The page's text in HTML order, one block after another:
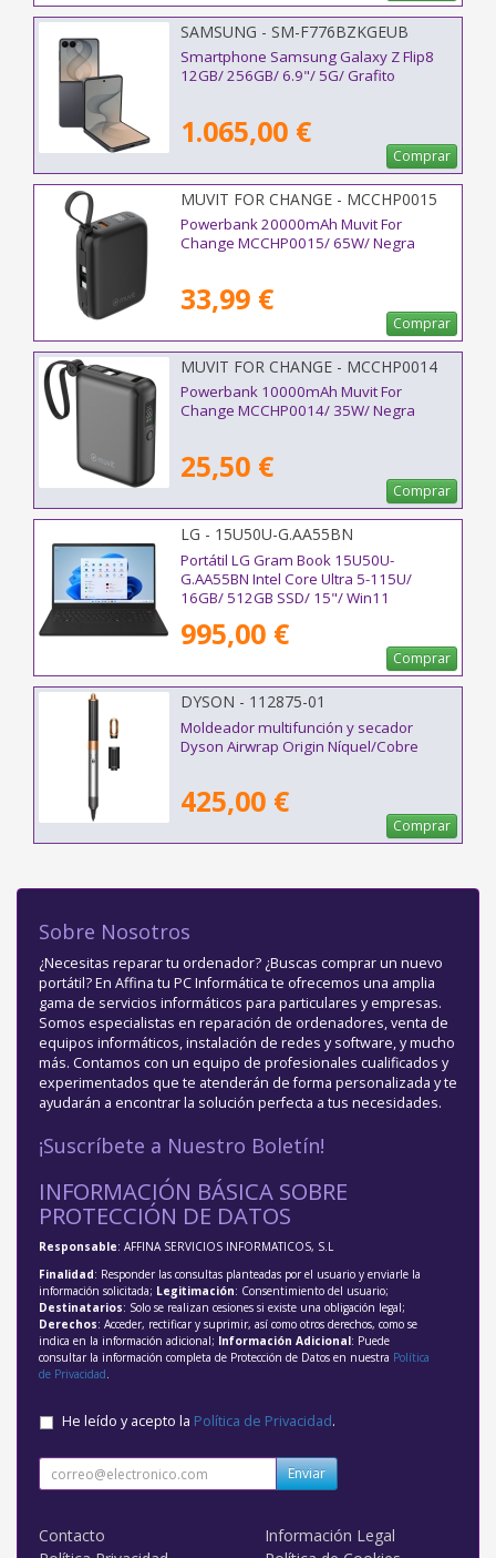
SAMSUNG - SM-F776BZKGEUB
Smartphone Samsung Galaxy Z Flip8
12GB/ 256GB/ 6.9"/ 5G/ Grafito
1.065,00 €
Comprar
MUVIT FOR CHANGE - MCCHP0015
Powerbank 20000mAh Muvit For
Change MCCHP0015/ 65W/ Negra
33,99 €
Comprar
MUVIT FOR CHANGE - MCCHP0014
Powerbank 10000mAh Muvit For
Change MCCHP0014/ 35W/ Negra
25,50 €
Comprar
LG - 15U50U-G.AA55BN
Portátil LG Gram Book 15U50U-
G.AA55BN Intel Core Ultra 5-115U/
16GB/ 512GB SSD/ 15"/ Win11
995,00 €
Comprar
DYSON - 112875-01
Moldeador multifunción y secador
Dyson Airwrap Origin Níquel/Cobre
425,00 €
Comprar
Sobre Nosotros
¿Necesitas reparar tu ordenador? ¿Buscas comprar un nuevo
portátil? En Affina tu PC Informática te ofrecemos una amplia
gama de servicios informáticos para particulares y empresas.
Somos especialistas en reparación de ordenadores, venta de
equipos informáticos, instalación de redes y software, y mucho
más. Contamos con un equipo de profesionales cualificados y
experimentados que te atenderán de forma personalizada y te
ayudarán a encontrar la solución perfecta a tus necesidades.
¡Suscríbete a Nuestro Boletín!
INFORMACIÓN BÁSICA SOBRE
PROTECCIÓN DE DATOS
Responsable: AFFINA SERVICIOS INFORMATICOS, S.L
Finalidad: Responder las consultas planteadas por el usuario y enviarle la
información solicitada; Legitimación: Consentimiento del usuario;
Destinatarios: Solo se realizan cesiones si existe una obligación legal;
Derechos: Acceder, rectificar y suprimir, así como otros derechos, como se
indica en la información adicional; Información Adicional: Puede
consultar la información completa de Protección de Datos en nuestra Política
de Privacidad.
He leído y acepto la Política de Privacidad.
Enviar
Contacto
Información Legal